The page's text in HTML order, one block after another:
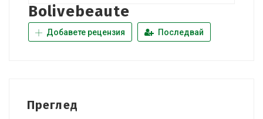
Bolivebeaute
Добавете рецензия Последвай
Преглед